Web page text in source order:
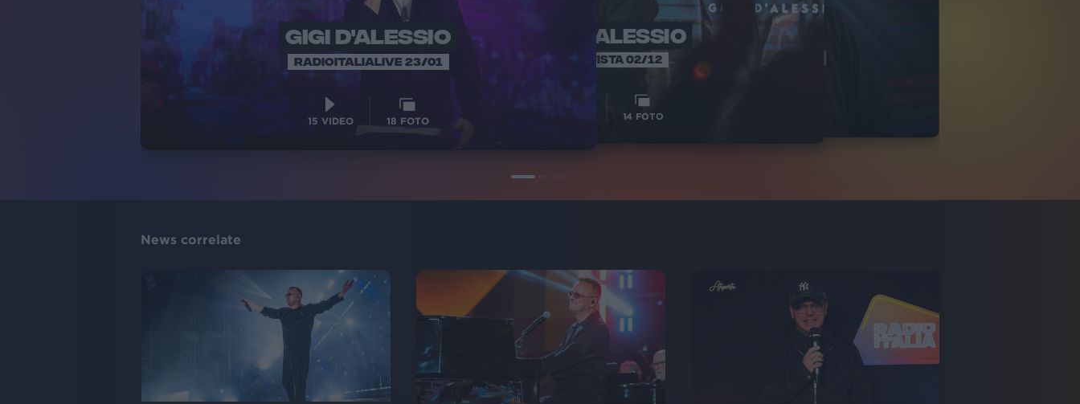
GIGI D'ALESSIO
RADIOITALIALIVE 23/01
15 VIDEO 18 FOTO
GIGI D'ALESSIO
INTERVISTA 02/12
14 FOTO
GIGI D'ALESSIO
RADIO ITALIA LIVE 20/12/2024
News correlate